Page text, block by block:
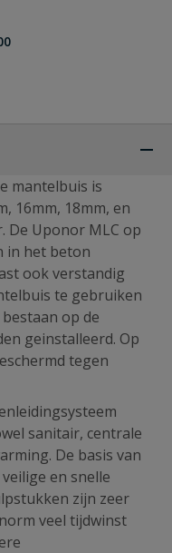
mantelbuis is
16mm, 18mm, en
De Uponor MLC op
in het beton
ook verstandig
te gebruiken
op de
geinstalleerd. Op
tegen
sanitair, centrale
De basis van
en snelle
zijn zeer
veel tijdwinst